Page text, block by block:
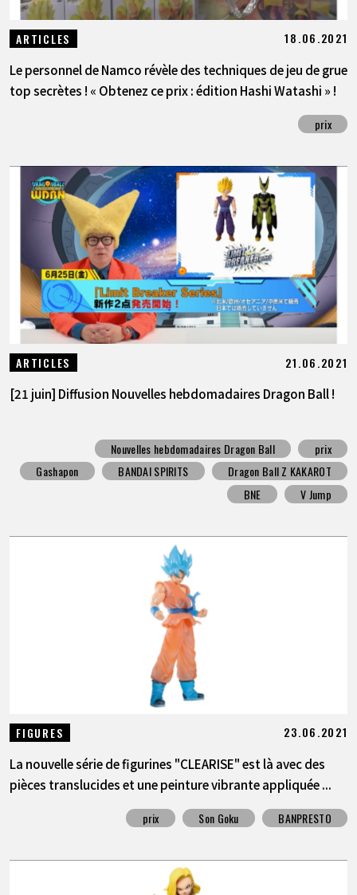
ARTICLES 18.06.2021
Le personnel de Namco révèle des techniques de jeu de grue
top secrètes ! « Obtenez ce prix : édition Hashi Watashi » !
prix
ARTICLES 21.06.2021
[21 juin] Diffusion Nouvelles hebdomadaires Dragon Ball !
Nouvelles hebdomadaires Dragon Ball
prix
Gashapon
BANDAI SPIRITS
Dragon Ball Z KAKAROT
BNE
V Jump
FIGURES 23.06.2021
La nouvelle série de figurines "CLEARISE" est là avec des
pièces translucides et une peinture vibrante appliquée ...
prix Son Goku BANPRESTO